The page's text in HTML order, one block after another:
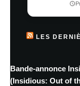
LES
Bande-annonce
(Insidious: Out of